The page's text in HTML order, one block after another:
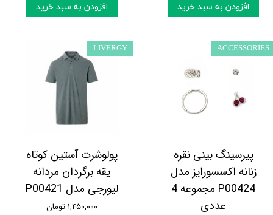
افزودن به سبد خرید افزودن به سبد خرید
پیرسینگ بینی نقره
زنانه اکسسورایز مدل
P00424 مجموعه 4
عددی
ACCESSORIES
پولوشرت آستین کوتاه
یقه برگردان مردانه
لیورجی مدل P00421
۱,۴۵۰,۰۰۰ تومان
LIVERGY